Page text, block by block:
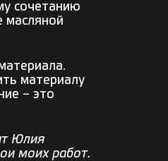
сочетанию
масляной
материалу
– это
Юлия
моих работ.